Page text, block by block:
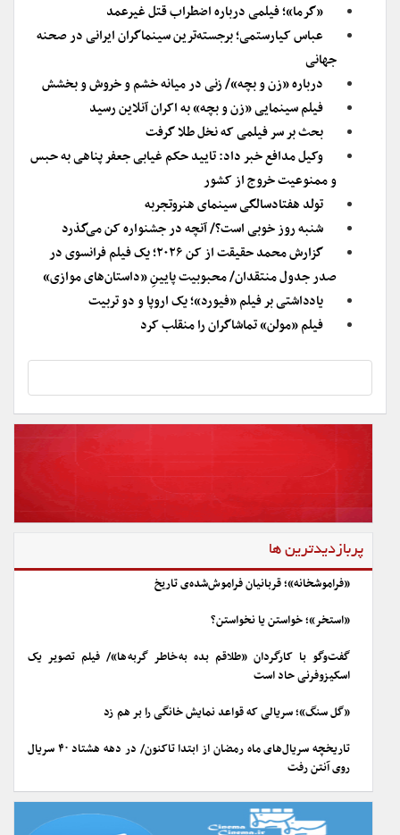
«گرما»؛ فیلمی درباره اضطراب قتل غیرعمد
عباس کیارستمی؛ برجسته‌ترین سینماگران ایرانی در صحنه
جهانی
درباره «زن و بچه»/ زنی در میانه خشم و خروش و بخشش
فیلم سینمایی «زن و بچه» به اکران آنلاین رسید
بحث بر سر فیلمی که نخل طلا گرفت
وکیل مدافع خبر داد: تایید حکم غیابی جعفر پناهی به حبس
و ممنوعیت خروج از کشور
تولد هفتادسالگی سینمای هنروتجربه
شنبه روز خوبی است؟/ آنچه در جشنواره کن می‌گذرد
گزارش محمد حقیقت از کن ۲۰۲۶؛ یک فیلم فرانسوی در
صدر جدول منتقدان/ محبوبیت پایینِ «داستان‌های موازی»
یادداشتی بر فیلم «فیورد»؛ یک اروپا و دو تربیت
فیلم «مولن» تماشاگران را منقلب کرد
پربازدیدترین ها
«فراموشخانه»؛ قربانیان فراموش‌شده‌ی تاریخ
«استخر»؛ خواستن یا نخواستن؟
گفت‌وگو با کارگردان «طلاقم بده به خاطر گربه ها»/ فیلم تصویر یک
اسکیزوفرنی حاد است
«گل سنگ»؛ سریالی که قواعد نمایش خانگی را بر هم زد
تاریخچه سریال‌های ماه رمضان از ابتدا تاکنون/ در دهه هشتاد ۴۰ سریال
روی آنتن رفت